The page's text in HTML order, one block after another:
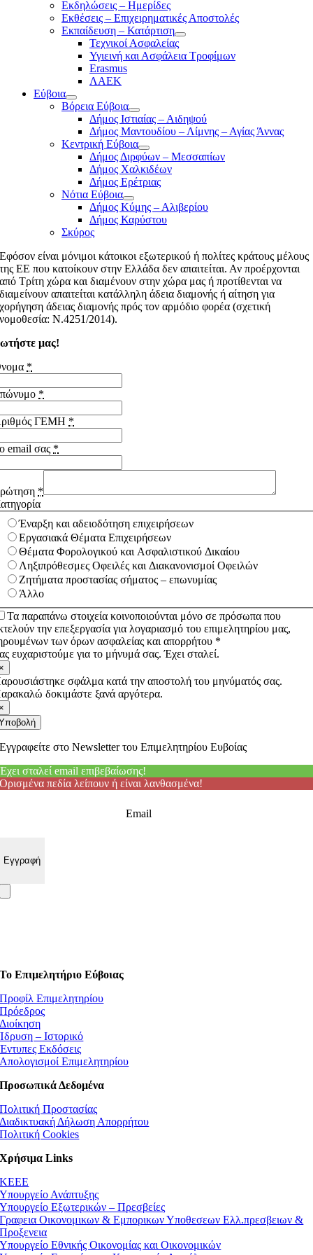
Εκδηλώσεις – Ημερίδες
Εκθέσεις – Επιχειρηματικές Αποστολές
Εκπαίδευση – Κατάρτιση
Τεχνικοί Ασφαλείας
Υγιεινή και Ασφάλεια Τροφίμων
Erasmus
ΛΑΕΚ
Εύβοια
Βόρεια Εύβοια
Δήμος Ιστιαίας – Αιδηψού
Δήμος Μαντουδίου – Λίμνης – Αγίας Άννας
Κεντρική Εύβοια
Δήμος Διρφύων – Μεσσαπίων
Δήμος Χαλκιδέων
Δήμος Ερέτριας
Νότια Εύβοια
Δήμος Κύμης – Αλιβερίου
Δήμος Καρύστου
Σκύρος
Εφόσον είναι μόνιμοι κάτοικοι εξωτερικού ή πολίτες κράτους μέλους
της ΕΕ που κατοίκουν στην Ελλάδα δεν απαιτείται. Αν προέρχονται
από Τρίτη χώρα και διαμένουν στην χώρα μας ή προτίθενται να
διαμείνουν απαιτείται κατάλληλη άδεια διαμονής ή αίτηση για
χορήγηση άδειας διαμονής πρός τον αρμόδιο φορέα (σχετική
νομοθεσία: Ν.4251/2014).
μας!
*
*
ΓΕΜΗ *
email σας *
*
Έναρξη και αδειοδότηση επιχειρήσεων
Εργασιακά Θέματα Επιχειρήσεων
Θέματα Φορολογικού και Ασφαλιστικού Δικαίου
Ληξιπρόθεσμες Οφειλές και Διακανονισμοί Οφειλών
Ζητήματα προστασίας σήματος – επωνυμίας
Άλλο
Τα παραπάνω στοιχεία κοινοποιούνται μόνο σε πρόσωπα που
την επεξεργασία για λογαριασμό του επιμελητηρίου μας,
των όρων ασφαλείας και απορρήτου *
ευχαριστούμε για το μήνυμά σας. Έχει σταλεί.
σφάλμα κατά την αποστολή του μηνύματός σας.
δοκιμάστε ξανά αργότερα.
Εγγραφείτε στο Newsletter του Επιμελητηρίου Ευβοίας
Έχει σταλεί email επιβεβαίωσης!
Ορισμένα πεδία λείπουν ή είναι λανθασμένα!
Email
Το Επιμελητήριο Εύβοιας
Προφίλ Επιμελητηρίου
Πρόεδρος
Διοίκηση
Ίδρυση – Ιστορικό
Έντυπες Εκδόσεις
Απολογισμοί Επιμελητηρίου
Προσωπικά Δεδομένα
Πολιτική Προστασίας
Διαδικτυακή Δήλωση Απορρήτου
Πολιτική Cookies
Χρήσιμα Links
ΚEEE
Υπουργείο Ανάπτυξης
Υπουργείο Εξωτερικών – Πρεσβείες
Γραφεια Οικονομικων & Εμπορικων Υποθεσεων Ελλ.πρεσβειων &
Προξενεια
Υπουργείο Εθνικής Οικονομίας και Οικονομικών